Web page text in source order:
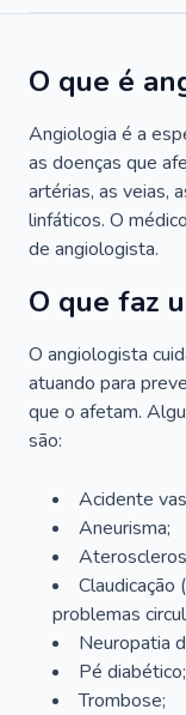
O que é
Angiologia é a
as doenças que
artérias, as veias,
linfáticos. O
de angiologista.
O que faz
O angiologista
atuando para
que o afetam.
são:
Acidente
Aneurisma;
Claudicação
problemas
Neuropatia
Pé diabético;
Trombose;